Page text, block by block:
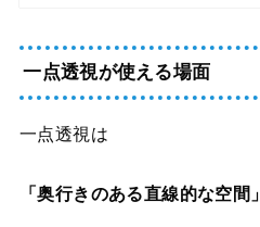
一点透視が使える場面
一点透視は
「奥行きのある直線的な空間」